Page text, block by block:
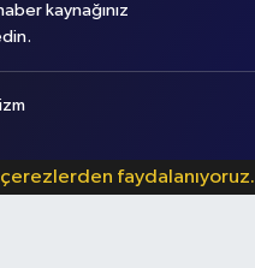
kaynağınız
faydalanıyoruz.